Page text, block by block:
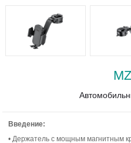
Введение:
• Держатель с мощным магнитным